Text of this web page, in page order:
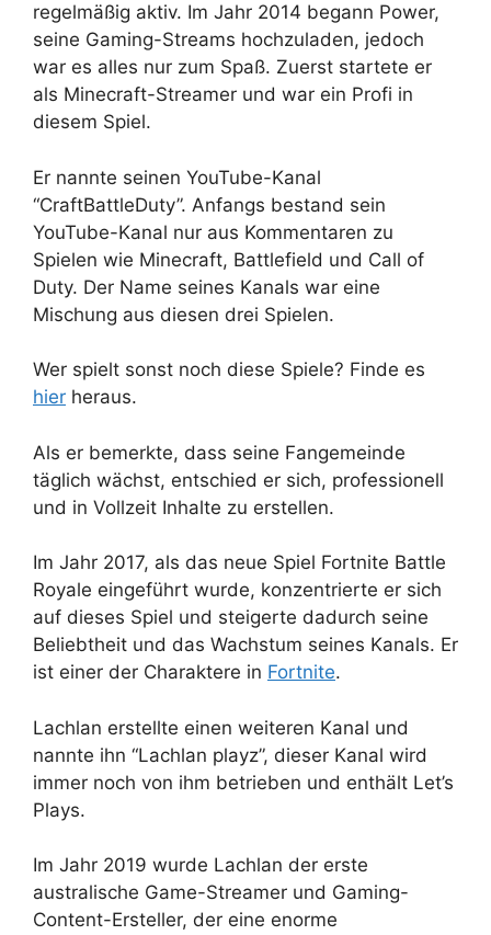
regelmäßig aktiv. Im Jahr 2014 begann Power,
seine Gaming-Streams hochzuladen, jedoch
war es alles nur zum Spaß. Zuerst startete er
als Minecraft-Streamer und war ein Profi in
diesem Spiel.
Er nannte seinen YouTube-Kanal
“CraftBattleDuty”. Anfangs bestand sein
YouTube-Kanal nur aus Kommentaren zu
Spielen wie Minecraft, Battlefield und Call of
Duty. Der Name seines Kanals war eine
Mischung aus diesen drei Spielen.
Wer spielt sonst noch diese Spiele? Finde es
hier heraus.
Als er bemerkte, dass seine Fangemeinde
täglich wächst, entschied er sich, professionell
und in Vollzeit Inhalte zu erstellen.
Im Jahr 2017, als das neue Spiel Fortnite Battle
Royale eingeführt wurde, konzentrierte er sich
auf dieses Spiel und steigerte dadurch seine
Beliebtheit und das Wachstum seines Kanals. Er
ist einer der Charaktere in Fortnite.
Lachlan erstellte einen weiteren Kanal und
nannte ihn “Lachlan playz”, dieser Kanal wird
immer noch von ihm betrieben und enthält Let’s
Plays.
Im Jahr 2019 wurde Lachlan der erste
australische Game-Streamer und Gaming-
Content-Ersteller, der eine enorme